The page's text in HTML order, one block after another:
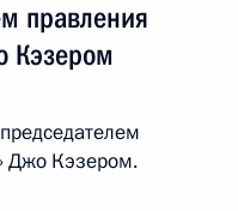
правления
Кэзером
Джо Кэзером.